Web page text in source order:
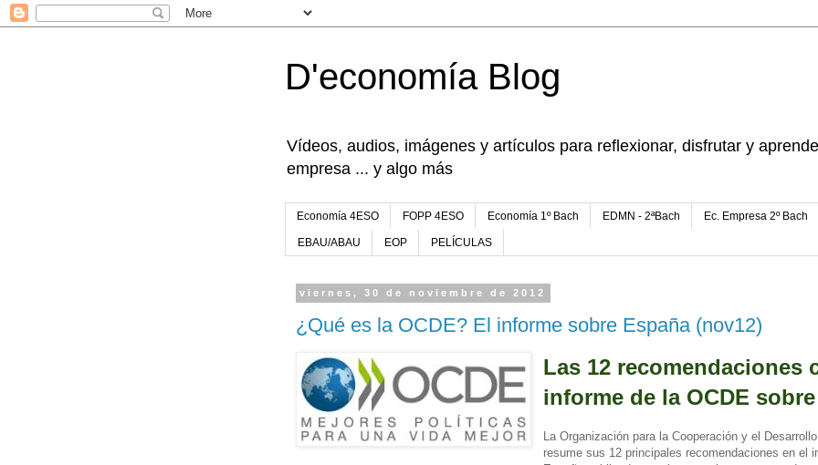
D'economía Blog
Vídeos, audios, imágenes y artículos para reflexionar, disfrutar y
empresa ... y algo más
Economía 4ESO FOPP 4ESO Economía 1º Bach EDMN - 2ªBach Ec. Empresa 2º Bach
EBAU/ABAU EOP PELÍCULAS
viernes, 30 de noviembre de 2012
¿Qué es la OCDE? El informe sobre España (nov12)
Las 12 recomendaciones
informe de la OCDE
La Organización para la Cooperación y el
resume sus 12 principales recomendaciones en el